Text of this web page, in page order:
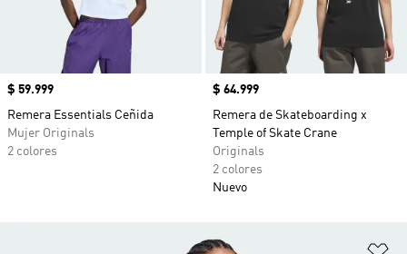
Precio
$ 59.999
Remera Essentials Ceñida
Mujer Originals
2 colores
Precio
$ 64.999
Remera de Skateboarding x
Temple of Skate Crane
Originals
2 colores
Nuevo